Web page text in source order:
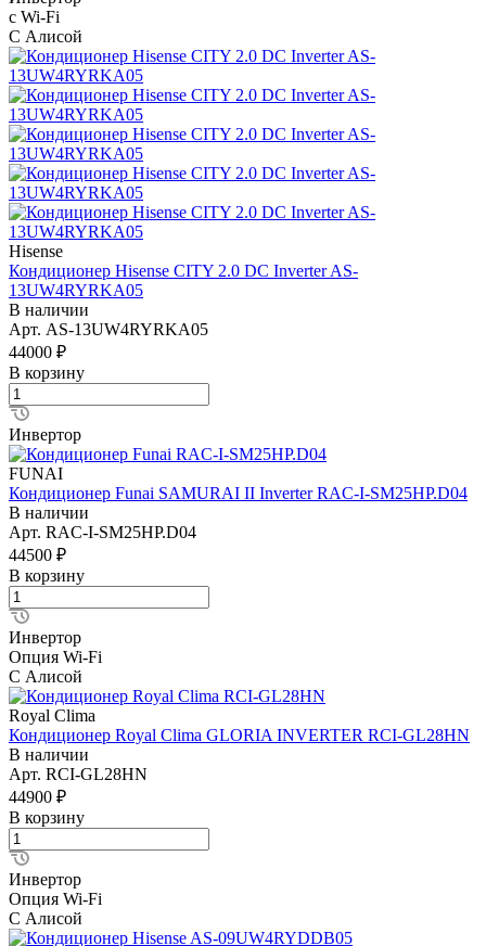
с Wi-Fi
С Алисой
Hisense
Кондиционер Hisense CITY 2.0 DC Inverter AS-
13UW4RYRKA05
В наличии
Арт. AS-13UW4RYRKA05
44000 ₽
В корзину
Инвертор
FUNAI
Кондиционер Funai SAMURAI II Inverter RAC-I-SM25HP.D04
В наличии
Арт. RAC-I-SM25HP.D04
44500 ₽
В корзину
Инвертор
Опция Wi-Fi
С Алисой
Royal Clima
Кондиционер Royal Clima GLORIA INVERTER RCI-GL28HN
В наличии
Арт. RCI-GL28HN
44900 ₽
В корзину
Инвертор
Опция Wi-Fi
С Алисой